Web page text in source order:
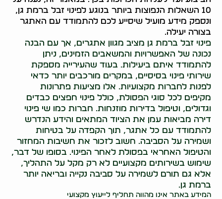
10 השאלות הנפוצות ביותר בנוגע לפינוי זבל ברמת גן,
ונספק מידע מועיל שיסייע לכם להתמודד עם האתגר
בצורה יעילה.
פינוי זבל ברמת גן מציב מגוון אתגרים, אך עם הבנה
נכונה של האפשרויות והמשאבים הזמינים, ניתן
להתמודד איתם ביעילות. בעוד שהעירייה מספקת
שירותי פינוי בסיסיים, במקרים מורכבים יותר כדאי
לפנות לחברות מקצועיות. אלו מציעות פתרונות
מקיפים לכל סוגי הפסולת, כולל פינוי חפצים כבדים
וגדולים, וטיפול בדירות מוזנחות. חברות כמו שי פינוי
דירה מביאות עמן את הציוד המתאים והידע הנדרש
להתמודד עם כל אתגר, תוך הקפדה על בטיחות
ושמירה על הסביבה. חשוב לזכור את חשיבות המחזור
והטיפול האחראי בפסולת לאחר הפינוי. בסופו של דבר,
שימוש בשירותים מקצועיים לא רק מקל על התהליך,
אלא גם תורם לשמירה על סביבה נקייה ובריאה יותר
ברמת גן.
המידע באתר אינו מהווה תחליף לייעוץ מקצועי